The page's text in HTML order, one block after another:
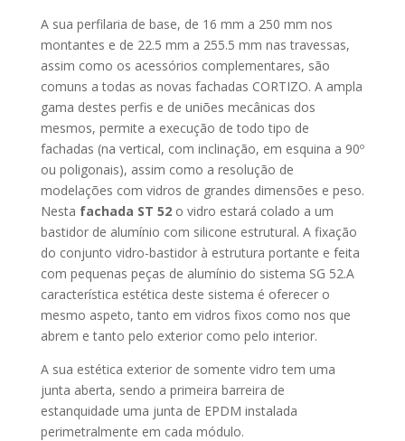
A sua perfilaria de base, de 16 mm a 250 mm nos
montantes e de 22.5 mm a 255.5 mm nas travessas,
assim como os acessórios complementares, são
comuns a todas as novas fachadas CORTIZO. A ampla
gama destes perfis e de uniões mecânicas dos
mesmos, permite a execução de todo tipo de
fachadas (na vertical, com inclinação, em esquina a 90º
ou poligonais), assim como a resolução de
modelações com vidros de grandes dimensões e peso.
Nesta fachada ST 52o vidro estará colado a um
bastidor de alumínio com silicone estrutural. A fixação
do conjunto vidro-bastidor à estrutura portante e feita
com pequenas peças de alumínio do sistema SG 52.A
característica estética deste sistema é oferecer o
mesmo aspeto, tanto em vidros fixos como nos que
abrem e tanto pelo exterior como pelo interior.
A sua estética exterior de somente vidro tem uma
junta aberta, sendo a primeira barreira de
estanquidade uma junta de EPDM instalada
perimetralmente em cada módulo.